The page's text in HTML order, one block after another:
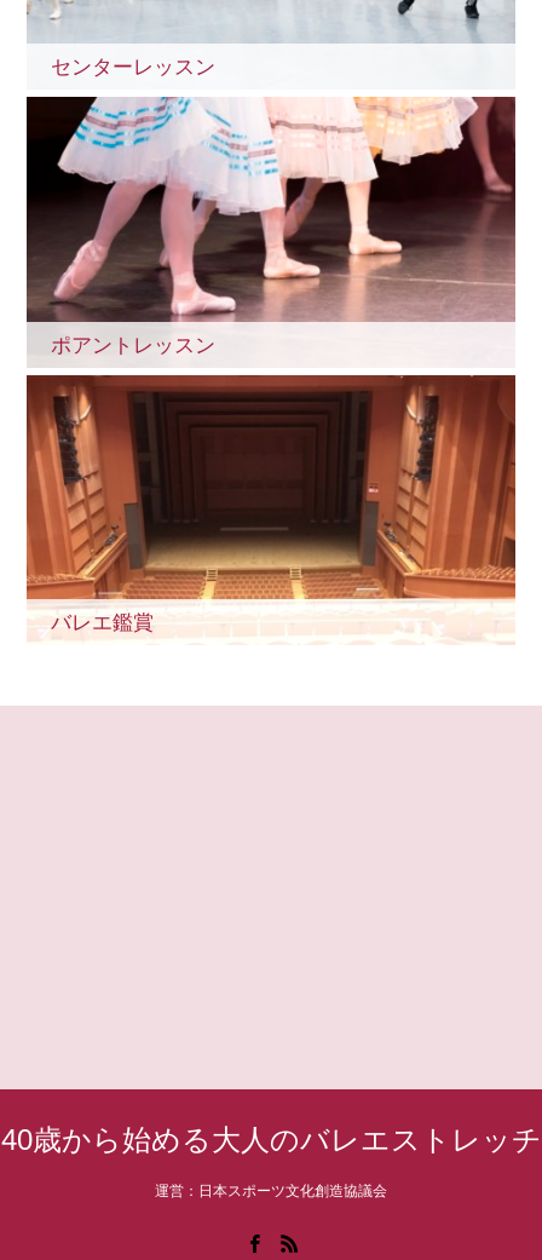
センターレッスン
ポアントレッスン
バレエ鑑賞
40歳から始める大人のバレエストレッチ
運営：日本スポーツ文化創造協議会